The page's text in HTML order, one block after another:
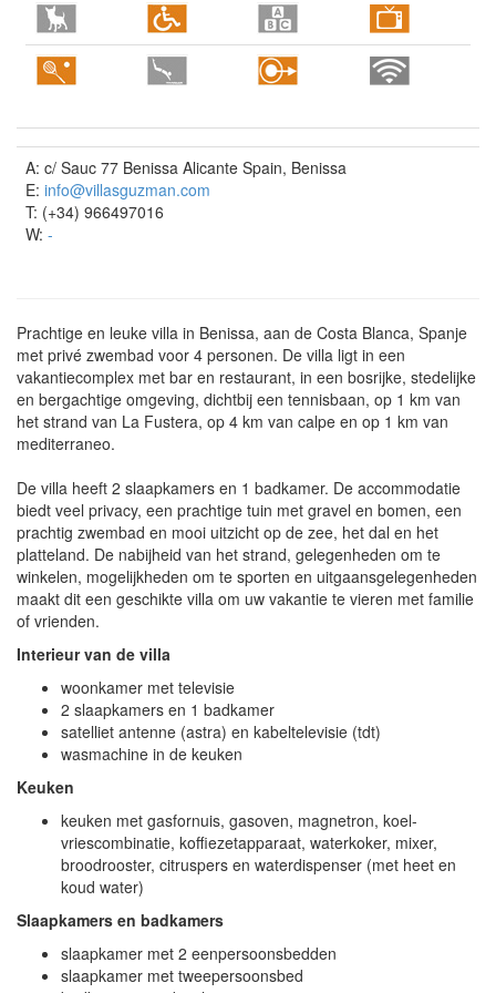
A: c/ Sauc 77 Benissa Alicante Spain, Benissa
E: info@villasguzman.com
T: (+34) 966497016
W: -
Prachtige en leuke villa in Benissa, aan de Costa Blanca, Spanje
met privé zwembad voor 4 personen. De villa ligt in een
vakantiecomplex met bar en restaurant, in een bosrijke, stedelijke
en bergachtige omgeving, dichtbij een tennisbaan, op 1 km van
het strand van La Fustera, op 4 km van calpe en op 1 km van
mediterraneo.
De villa heeft 2 slaapkamers en 1 badkamer. De accommodatie
biedt veel privacy, een prachtige tuin met gravel en bomen, een
prachtig zwembad en mooi uitzicht op de zee, het dal en het
platteland. De nabijheid van het strand, gelegenheden om te
winkelen, mogelijkheden om te sporten en uitgaansgelegenheden
maakt dit een geschikte villa om uw vakantie te vieren met familie
of vrienden.
Interieur van de villa
woonkamer met televisie
2 slaapkamers en 1 badkamer
satelliet antenne (astra) en kabeltelevisie (tdt)
wasmachine in de keuken
Keuken
keuken met gasfornuis, gasoven, magnetron, koel-
vriescombinatie, koffiezetapparaat, waterkoker, mixer,
broodrooster, citruspers en waterdispenser (met heet en
koud water)
Slaapkamers en badkamers
slaapkamer met 2 eenpersoonsbedden
slaapkamer met tweepersoonsbed